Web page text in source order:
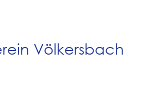
Völkersbach